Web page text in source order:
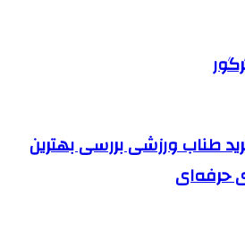
طناب ورزشی بررسی بهترین
حرفه‌ای